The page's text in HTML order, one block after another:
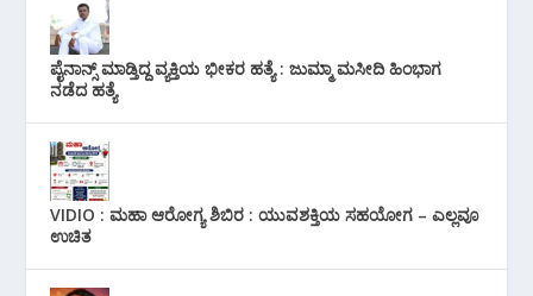
ಪೈನಾನ್ಸ್ ಮಾಡ್ತಿದ್ದ ವ್ಯಕ್ತಿಯ ಭೀಕರ‌ ಹತ್ಯೆ : ಜುಮ್ಮಾ ಮಸೀದಿ ಹಿಂಭಾಗ
ನಡೆದ ಹತ್ಯೆ
VIDIO : ಮಹಾ ಆರೋಗ್ಯ ಶಿಬಿರ : ಯುವಶಕ್ತಿಯ ಸಹಯೋಗ – ಎಲ್ಲವೂ
ಉಚಿತ